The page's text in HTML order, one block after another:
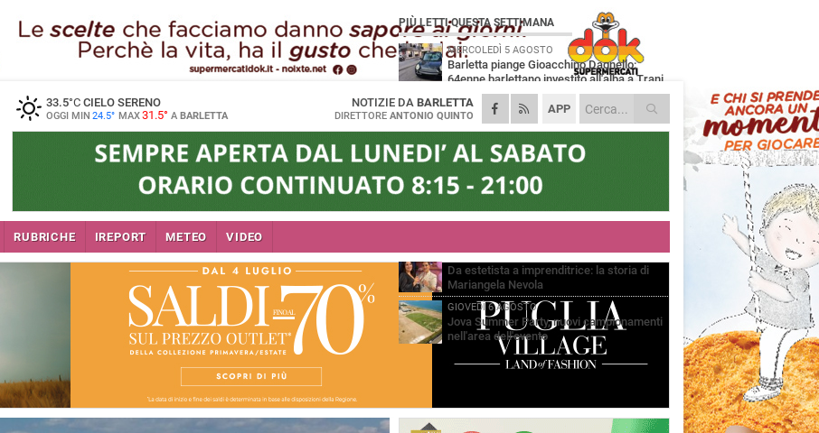
33.5°CCIELO SERENO
OGGI MIN 24.5° MAX31.5° A BARLETTA
APP
NOTIZIE DA BARLETTA
DIRETTORE ANTONIO QUINTO
RUBRICHE IREPORT METEO VIDEO
PIÙ LETTI QUESTA SETTIMANA
MERCOLEDÌ 5 AGOSTO
Barletta piange Gioacchino Dagnello:
64enne barlettano investito all'alba a Trani
GIOVEDÌ 6 AGOSTO
Il ricordo di "Cecco", il benzinaio col
sorriso: «Contava i giorni che lo
separavano dalla pensione»
VENERDÌ 7 AGOSTO
bloccato verso Bari
Jova Summer Party, giovedì mattina
VENERDÌ 7 AGOSTO
Da estetista a imprenditrice: la storia di
Mariangela Nevola
GIOVEDÌ 6 AGOSTO
Jova Summer Party, nuovi campionamenti
nell'area dell'evento